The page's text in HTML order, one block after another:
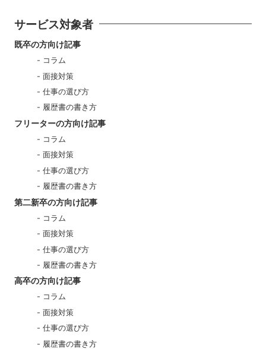
サービス対象者
既卒の方向け記事
コラム
面接対策
仕事の選び方
履歴書の書き方
フリーターの方向け記事
コラム
面接対策
仕事の選び方
履歴書の書き方
第二新卒の方向け記事
コラム
面接対策
仕事の選び方
履歴書の書き方
高卒の方向け記事
コラム
面接対策
仕事の選び方
履歴書の書き方